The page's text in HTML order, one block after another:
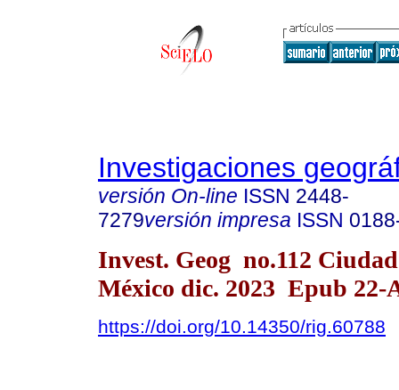
Investigaciones
versión On-line ISSN 2448-
7279versión impresa ISSN
Invest. Geog no.112
México dic. 2023 Epub 22-
https://doi.org/10.14350/rig.60788